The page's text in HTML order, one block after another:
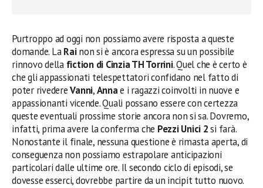
Purtroppo ad oggi non possiamo avere risposta a queste
domande. LaRainon si è ancora espressa su un possibile
rinnovo della fiction di Cinzia TH Torrini. Quel che è certo è
che gli appassionati telespettatori confidano nel fatto di
poter rivedereVanni,Annae i ragazzi coinvolti in nuove e
appassionanti vicende. Quali possano essere con certezza
queste eventuali prossime storie ancora non si sa. Dovremo,
infatti, prima avere la conferma che Pezzi Unici 2si farà.
Nonostante il finale, nessuna questione è rimasta aperta, di
conseguenza non possiamo estrapolare anticipazioni
particolari dalle ultime ore. Il secondo ciclo di episodi, se
dovesse esserci, dovrebbe partire da un incipit tutto nuovo.